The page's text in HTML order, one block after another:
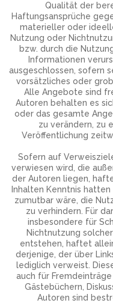
Qualität der
Haftungsansprüche
materieller oder
Nutzung oder
bzw. durch die
Informationen
ausgeschlossen, sofern
vorsätzliches oder
Alle Angebote sind
Autoren behalten es
oder das gesamte
zu verändern, zu
Veröffentlichung
Sofern auf
verwiesen wird, die
der Autoren liegen,
Inhalten Kenntnis
zumutbar wäre, die
zu verhindern. Für
insbesondere für
Nichtnutzung
entstehen, haftet
derjenige, der über
lediglich verweist.
auch für
Gästebüchern,
Autoren sind